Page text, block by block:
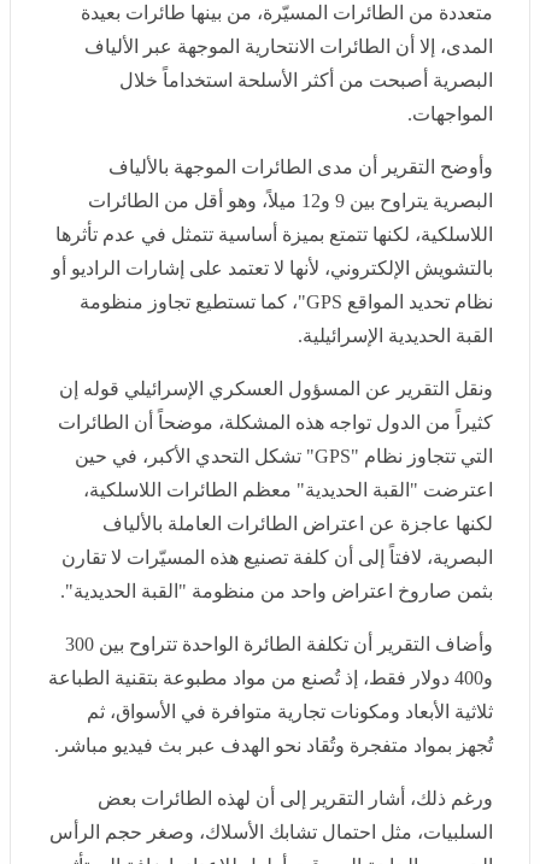
وأوضح التقرير أن مدى الطائرات الموجهة بالألياف البصرية
يتراوح بين 9 و12 ميلاً، وهو أقل من الطائرات اللاسلكية، لكنها
تتمتع بميزة أساسية تتمثل في عدم تأثرها بالتشويش
الإلكتروني، لأنها لا تعتمد على إشارات الراديو أو نظام تحديد
المواقع GPS"، كما تستطيع تجاوز منظومة القبة الحديدية
الإسرائيلية.
ونقل التقرير عن المسؤول العسكري الإسرائيلي قوله إن
كثيراً من الدول تواجه هذه المشكلة، موضحاً أن الطائرات
التي تتجاوز نظام "GPS" تشكل التحدي الأكبر، في حين
اعترضت "القبة الحديدية" معظم الطائرات اللاسلكية، لكنها
عاجزة عن اعتراض الطائرات العاملة بالألياف البصرية، لافتاً
إلى أن كلفة تصنيع هذه المسيّرات لا تقارن بثمن صاروخ
اعتراض واحد من منظومة "القبة الحديدية".
وأضاف التقرير أن تكلفة الطائرة الواحدة تتراوح بين 300
و400 دولار فقط، إذ تُصنع من مواد مطبوعة بتقنية الطباعة
ثلاثية الأبعاد ومكونات تجارية متوافرة في الأسواق، ثم تُجهز
بمواد متفجرة وتُقاد نحو الهدف عبر بث فيديو مباشر.
ورغم ذلك، أشار التقرير إلى أن لهذه الطائرات بعض
السلبيات، مثل احتمال تشابك الأسلاك، وصغر حجم الرأس
الحربي، والحاجة إلى وقت أطول للإعداد، إضافة إلى تأثر
الكابلات بعوامل بيئية مثل الرطوبة والبرد الشديد، إلا أن
تولاست اعتبر أن هذه العيوب محدودة مقارنة بالمزايا التي
توفرها.